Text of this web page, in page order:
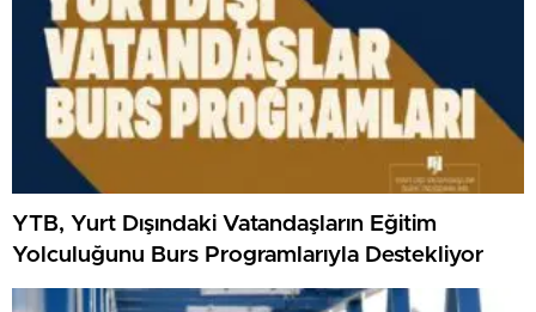
YTB, Yurt Dışındaki Vatandaşların Eğitim
Yolculuğunu Burs Programlarıyla Destekliyor